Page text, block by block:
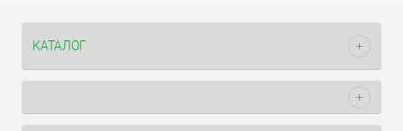
КАТАЛОГ